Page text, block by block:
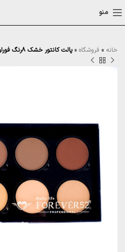
منو
خانه » فروشگاه »پالت کانتور خشک ۸رنگ فوراور۵۲ (FHC001)